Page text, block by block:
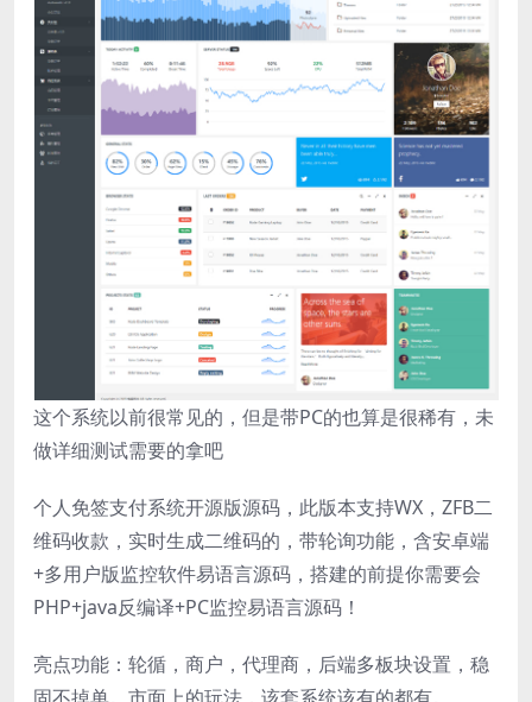
这个系统以前很常见的，但是带PC的也算是很稀有，未
做详细测试需要的拿吧
个人免签支付系统开源版源码，此版本支持WX，ZFB二
维码收款，实时生成二维码的，带轮询功能，含安卓端
+多用户版监控软件易语言源码，搭建的前提你需要会
PHP+java反编译+PC监控易语言源码！
亮点功能：轮循，商户，代理商，后端多板块设置，稳